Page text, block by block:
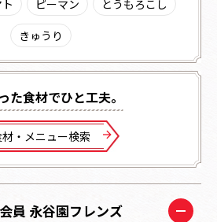
ピーマン
とうもろこし
きゅうり
た⾷材でひと⼯夫。
・メニュー検索
員 永谷園フレンズ